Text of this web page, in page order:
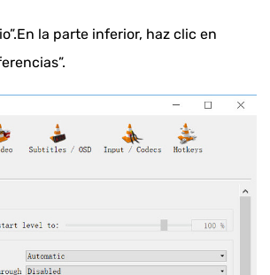
la parte inferior, haz clic en